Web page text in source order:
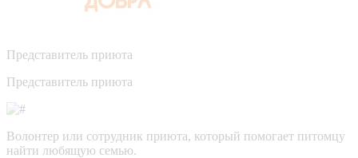
Представитель приюта
Представитель приюта
Волонтер или сотрудник приюта, который помогает питомцу
найти любящую семью.